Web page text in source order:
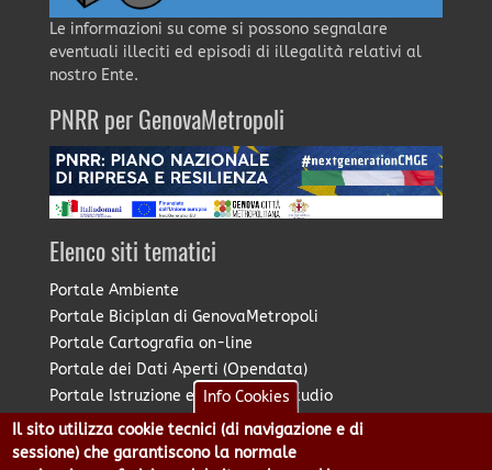
Le informazioni su come si possono segnalare
eventuali illeciti ed episodi di illegalità relativi al
nostro Ente.
PNRR per GenovaMetropoli
Elenco siti tematici
Portale Ambiente
Portale Biciplan di GenovaMetropoli
Portale Cartografia on-line
Portale dei Dati Aperti (Opendata)
Portale Istruzione e Diritto allo Studio
Portale Marketing Territoriale
Portale Piano Strategico Metropolitano
Info Cookies
Il sito utilizza cookie tecnici (di navigazione e di
sessione) che garantiscono la normale